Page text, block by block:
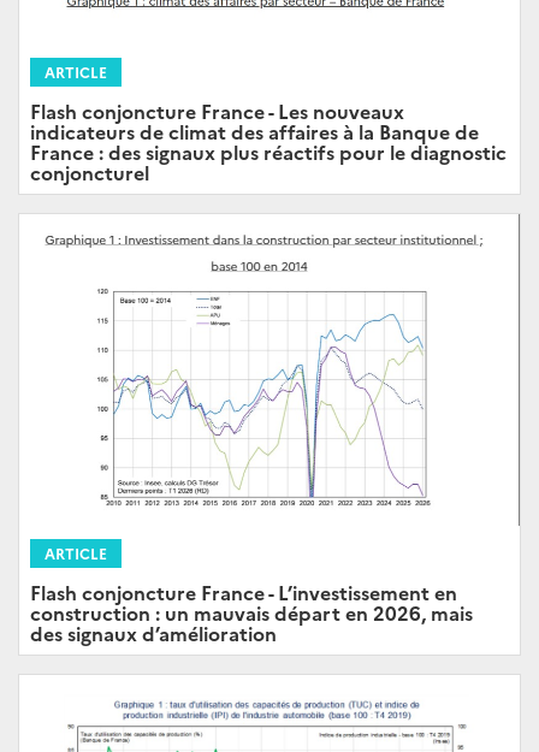
ARTICLE
Flash conjoncture France - Les nouveaux
indicateurs de climat des affaires à la Banque de
France : des signaux plus réactifs pour le diagnostic
conjoncturel
ARTICLE
Flash conjoncture France - L’investissement en
construction : un mauvais départ en 2026, mais
des signaux d’amélioration